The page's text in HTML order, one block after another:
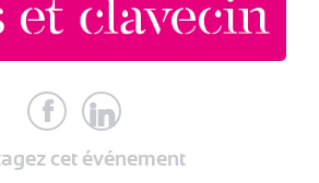
cet événement